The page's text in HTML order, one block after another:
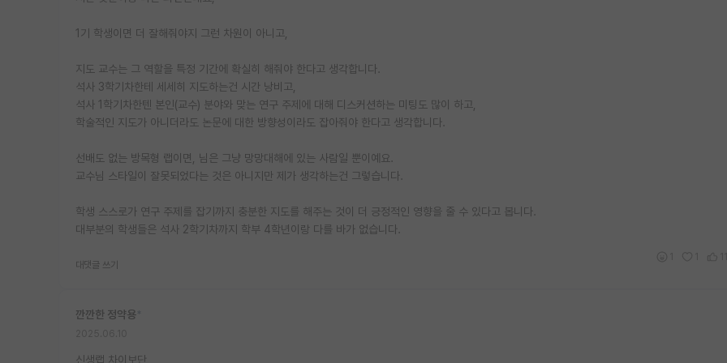
1기 학생이면 더 잘해줘야지 그런 차원이 아니고,
지도 교수는 그 역할을 특정 기간에 확실히 해줘야 한다고 생각합니다.
석사 3학기차한테 세세히 지도하는건 시간 낭비고,
석사 1학기차한텐 본인(교수) 분야와 맞는 연구 주제에 대해 디스커션하는 미팅도 많이 하고,
학술적인 지도가 아니더라도 논문에 대한 방향성이라도 잡아줘야 한다고 생각합니다.
선배도 없는 방목형 랩이면, 님은 그냥 망망대해에 있는 사람일 뿐이예요.
교수님 스타일이 잘못되었다는 것은 아니지만 제가 생각하는건 그렇습니다.
학생 스스로가 연구 주제를 잡기까지 충분한 지도를 해주는 것이 더 긍정적인 영향을 줄 수 있다고 봅니다.
대부분의 학생들은 석사 2학기차까지 학부 4학년이랑 다를 바가 없습니다.
대댓글 쓰기
깐깐한 정약용
신생랩 차이보단